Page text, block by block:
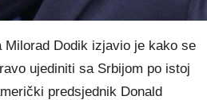
Milorad Dodik izjavio je kako se
ujediniti sa Srbijom po istoj
predsjednik Donald